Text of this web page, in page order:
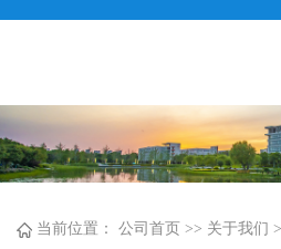
当前位置： 公司首页 >> 关于我们